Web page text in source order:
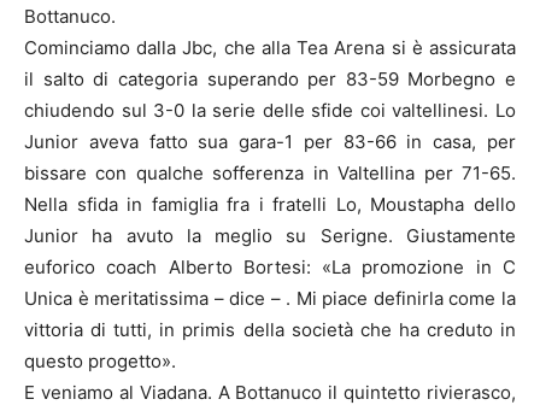
Bottanuco.
Cominciamo dalla Jbc, che alla Tea Arena si è assicurata
il salto di categoria superando per 83-59 Morbegno e
chiudendo sul 3-0 la serie delle sfide coi valtellinesi. Lo
Junior aveva fatto sua gara-1 per 83-66 in casa, per
bissare con qualche sofferenza in Valtellina per 71-65.
Nella sfida in famiglia fra i fratelli Lo, Moustapha dello
Junior ha avuto la meglio su Serigne. Giustamente
euforico coach Alberto Bortesi: «La promozione in C
Unica è meritatissima – dice – . Mi piace definirla come la
vittoria di tutti, in primis della società che ha creduto in
questo progetto».
E veniamo al Viadana. A Bottanuco il quintetto rivierasco,